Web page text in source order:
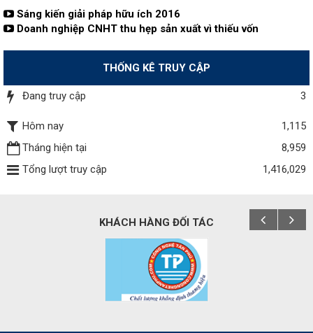
Sáng kiến giải pháp hữu ích 2016
Doanh nghiệp CNHT thu hẹp sản xuất vì thiếu vốn
THỐNG KÊ TRUY CẬP
Đang truy cập 3
Hôm nay
1,115
Tháng hiện tại
8,959
Tổng lượt truy cập
1,416,029
KHÁCH HÀNG ĐỐI TÁC